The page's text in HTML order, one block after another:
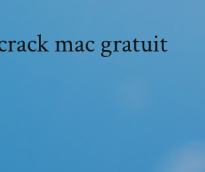
mac gratuit